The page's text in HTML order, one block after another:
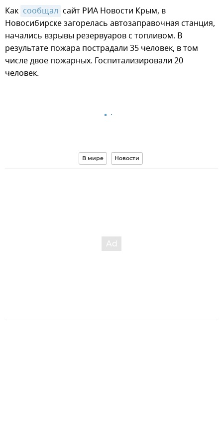
Как сообщал сайт РИА Новости Крым, в
Новосибирске загорелась автозаправочная станция,
начались взрывы резервуаров с топливом. В
результате пожара пострадали 35 человек, в том
числе двое пожарных. Госпитализировали 20
человек.
В мире Новости